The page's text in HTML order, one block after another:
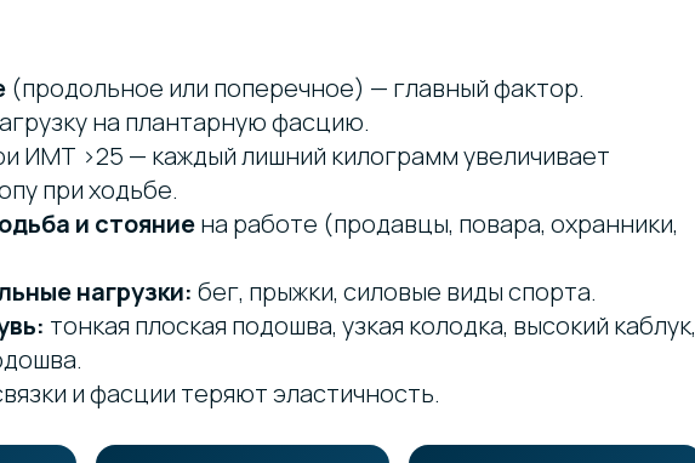
(продольное или поперечное) — главный фактор.
на плантарную фасцию.
ИМТ >25 — каждый лишний килограмм увеличивает
при ходьбе.
и стояниена работе (продавцы, повара, охранники,
нагрузки: бег, прыжки, силовые виды спорта.
тонкая плоская подошва, узкая колодка, высокий каблук,
и фасции теряют эластичность.